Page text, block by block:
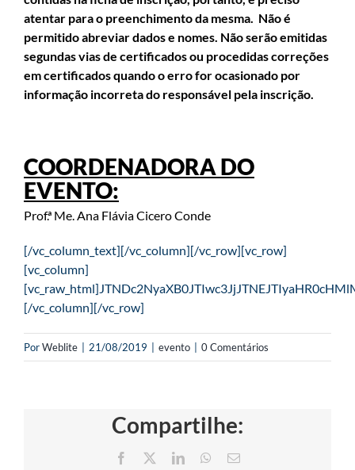
atentar para o preenchimento da mesma. Não é
permitido abreviar dados e nomes. Não serão emitidas
segundas vias de certificados ou procedidas correções
em certificados quando o erro for ocasionado por
informação incorreta do responsável pela inscrição.
COORDENADORA DO
EVENTO:
Prof.ª Me. Ana Flávia Cicero Conde
[/vc_column_text][/vc_column][/vc_row][vc_row]
[vc_column]
[/vc_column][/vc_row]
PorWeblite 21/08/2019 evento 0 Comentários
Compartilhe:
Facebook LinkedInWhatsApp
E-